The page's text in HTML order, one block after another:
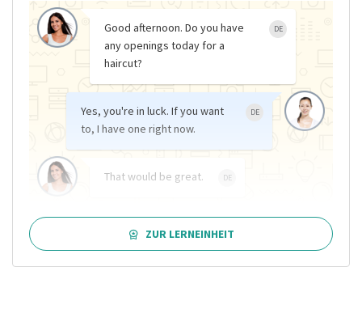
Good afternoon. Do you have
any openings today for a
haircut?
DE
Yes, you're in luck. If you want
to, I have one right now.
DE
That would be great. DE
ZUR LERNEINHEIT